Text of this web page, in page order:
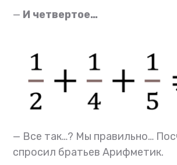
— И четвертое…
— Все так…? Мы правильно…
спросил братьев Арифметик.